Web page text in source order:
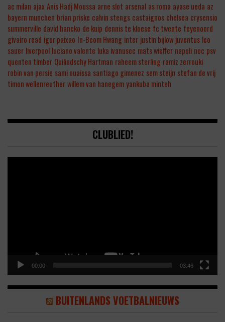
ac milan ajax Anis Hadj Moussa arne slot arsenal as roma ayase ueda az
bayern munchen brian priske calvin stengs castaignos chelsea crysensio
summerville david hancko de kuip dennis te kloese fc twente feyenoord
givairo read igor paixao In-Beom Hwang inter justin bijlow juventus leo
sauer liverpool luciano valente luka ivanusec mats wieffer napoli nec psv
quenten timber Quilindschy Hartman raheem sterling ramiz zerrouki
robin van persie sami ouaissa santiago gimenez sem steijn stefan de vrij
timon wellenreutherwillem van hanegemyankuba minteh
CLUBLIED!
00:00 03:46
BUITENLANDS VOETBALNIEUWS